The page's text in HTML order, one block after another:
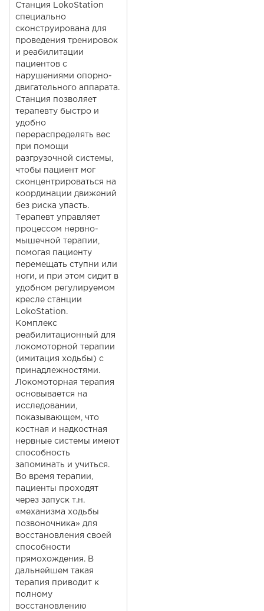
Станция LokoStation
специально
сконструирована для
проведения тренировок
и реабилитации
пациентов с
нарушениями опорно-
двигательного аппарата.
Станция позволяет
терапевту быстро и
удобно
перераспределять вес
при помощи
разгрузочной системы,
чтобы пациент мог
сконцентрироваться на
координации движений
без риска упасть.
Терапевт управляет
процессом нервно-
мышечной терапии,
помогая пациенту
перемещать ступни или
ноги, и при этом сидит в
удобном регулируемом
кресле станции
LokoStation.
Комплекс
реабилитационный для
локомоторной терапии
(имитация ходьбы) с
принадлежностями.
Локомоторная терапия
основывается на
исследовании,
показывающем, что
костная и надкостная
нервные системы имеют
способность
запоминать и учиться.
Во время терапии,
пациенты проходят
через запуск т.н.
«механизма ходьбы
позвоночника» для
восстановления своей
способности
прямохождения. В
дальнейшем такая
терапия приводит к
полному
восстановлению